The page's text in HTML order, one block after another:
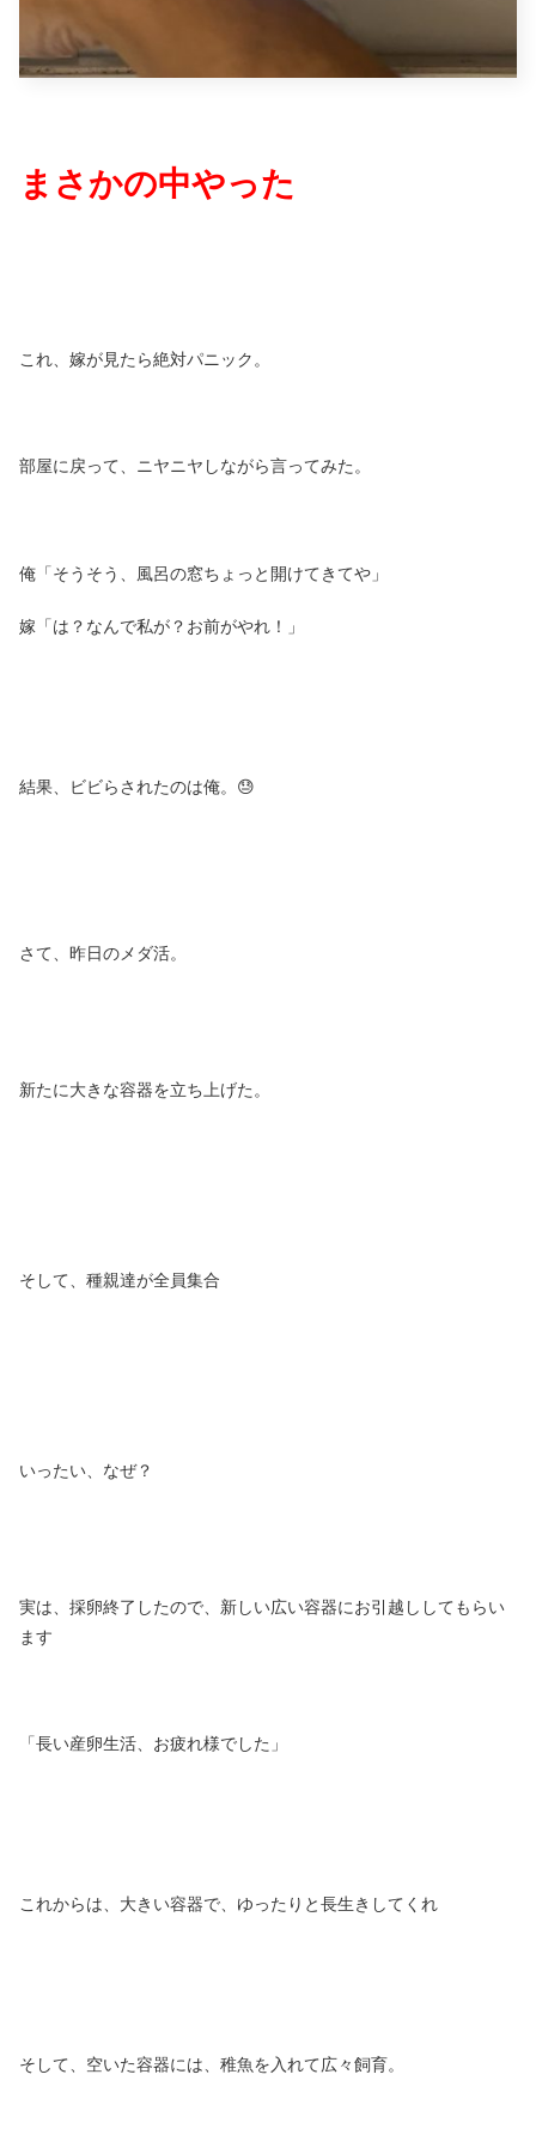
まさかの中やった
これ、嫁が見たら絶対パニック。
部屋に戻って、ニヤニヤしながら言ってみた。
俺「そうそう、風呂の窓ちょっと開けてきてや」
嫁「は？なんで私が？お前がやれ！」
結果、ビビらされたのは俺。😓
さて、昨日のメダ活。
新たに大きな容器を立ち上げた。
そして、種親達が全員集合
いったい、なぜ？
実は、採卵終了したので、新しい広い容器にお引越ししてもらい
ます
「長い産卵生活、お疲れ様でした」
これからは、大きい容器で、ゆったりと長生きしてくれ
そして、空いた容器には、稚魚を入れて広々飼育。